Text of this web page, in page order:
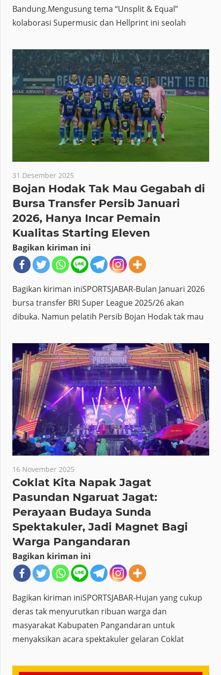
Bandung.Mengusung tema “Unsplit & Equal”
kolaborasi Supermusic dan Hellprint ini seolah
31 Desember 2025
Bojan Hodak Tak Mau Gegabah di
Bursa Transfer Persib Januari
2026, Hanya Incar Pemain
Kualitas Starting Eleven
Bagikan kiriman ini
Bagikan kiriman iniSPORTSJABAR-Bulan Januari 2026
bursa transfer BRI Super League 2025/26 akan
dibuka. Namun pelatih Persib Bojan Hodak tak mau
16 November 2025
Coklat Kita Napak Jagat
Pasundan Ngaruat Jagat:
Perayaan Budaya Sunda
Spektakuler, Jadi Magnet Bagi
Warga Pangandaran
Bagikan kiriman ini
Bagikan kiriman iniSPORTSJABAR-Hujan yang cukup
deras tak menyurutkan ribuan warga dan
masyarakat Kabupaten Pangandaran untuk
menyaksikan acara spektakuler gelaran Coklat